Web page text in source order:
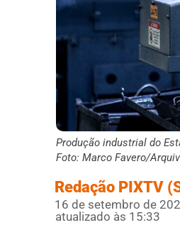
Produção industrial do
Foto: Marco Favero/
Redação PIXTV
16 de setembro de
atualizado às 15:33